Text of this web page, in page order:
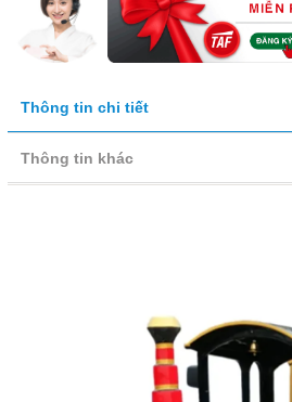
Thông tin chi tiết
Thông tin khác